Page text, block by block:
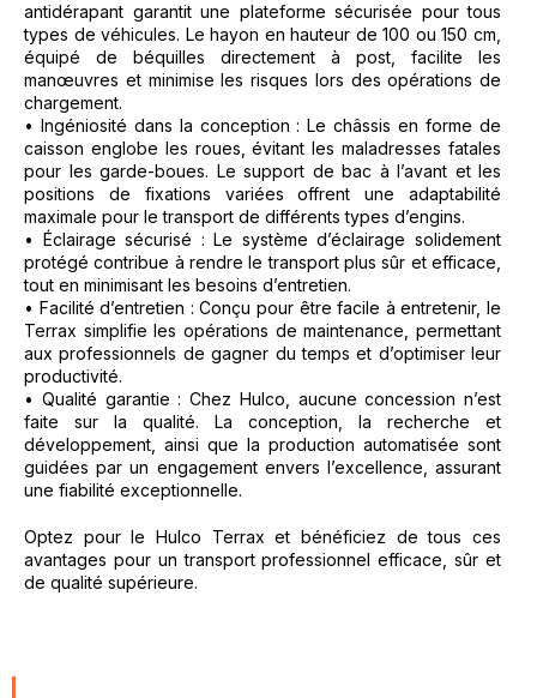
antidérapant garantit une plateforme sécurisée pour tous
types de véhicules. Le hayon en hauteur de 100 ou 150 cm,
équipé de béquilles directement à post, facilite les
manœuvres et minimise les risques lors des opérations de
chargement.
• Ingéniosité dans la conception : Le châssis en forme de
caisson englobe les roues, évitant les maladresses fatales
pour les garde-boues. Le support de bac à l’avant et les
positions de fixations variées offrent une adaptabilité
maximale pour le transport de différents types d’engins.
• Éclairage sécurisé : Le système d’éclairage solidement
protégé contribue à rendre le transport plus sûr et efficace,
tout en minimisant les besoins d’entretien.
• Facilité d’entretien : Conçu pour être facile à entretenir, le
Terrax simplifie les opérations de maintenance, permettant
aux professionnels de gagner du temps et d’optimiser leur
productivité.
• Qualité garantie : Chez Hulco, aucune concession n’est
faite sur la qualité. La conception, la recherche et
développement, ainsi que la production automatisée sont
guidées par un engagement envers l’excellence, assurant
une fiabilité exceptionnelle.
Optez pour le Hulco Terrax et bénéficiez de tous ces
avantages pour un transport professionnel efficace, sûr et
de qualité supérieure.